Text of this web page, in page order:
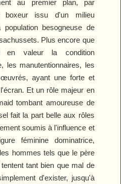
au premier plan, par
boxeur issu d'un milieu
besogneuse de
Plus encore que
valeur la condition
les manutentionnaires, les
ayant une forte et
Et un rôle majeur en
tombant amoureuse de
fait la part belle aux rôles
soumis à l'influence et
féminine dominatrice,
hommes tels que le père
tant bien que mal de
d'exister, jusqu'à